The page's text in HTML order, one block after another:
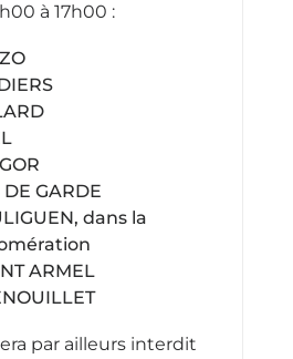
à 17h00 :
GARDE
dans la
ARMEL
par ailleurs interdit